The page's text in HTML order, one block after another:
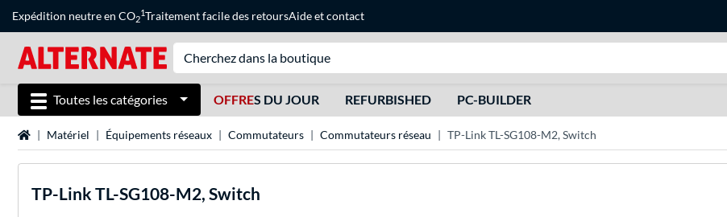
Expédition neutre en CO2
1Traitement facile des retoursAideetcontact
Toutes les catégories OFFRES DU JOUR REFURBISHED PC-BUILDER
Page d'accueil
Matériel Équipements réseaux Commutateurs Commutateurs réseau TP-Link TL-SG108-M2, Switch
TP-Link TL-SG108-M2, Switch